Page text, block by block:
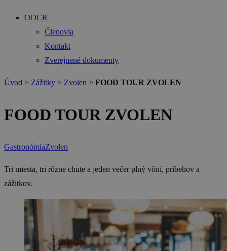
OOCR
Členovia
Kontakt
Zverejnené dokumenty
Úvod > Zážitky > Zvolen > FOOD TOUR ZVOLEN
FOOD TOUR ZVOLEN
GastronómiaZvolen
Tri miesta, tri rôzne chute a jeden večer plný vôní, príbehov a
zážitkov.